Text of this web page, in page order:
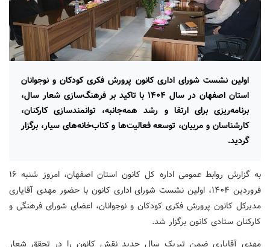
اولین نشست شورای اداری کانون پرورش فکری کودکان و نوجوانان
استان اصفهان در سال ۱۴۰۴ با تاکید بر فرهنگ‌سازی شعار سال،
برنامه‌ریزی برای ارتقا و رشد همه‌جانبه، توانمندسازی کارکنان،
کارشناسان و مربیان، توسعه فعالیت‌ها و کتاب‌خانه‌های سیار، برگزار
گردید.
به گزارش روابط عمومی اداره کل کانون استان اصفهان، امروز شنبه ۱۶
فروردین ۱۴۰۴، اولین نشست شورای اداری کانون با حضور مهدی آقایاری
مدیرکل کانون پرورش فکری کودکان و نوجوانان، اعضای شورای فرهنگی و
کارکنان ستادی کانون برگزار شد.
مهدی آقایاری ضمن تبریک سال جدید نقش کانون را در تحقق شعار